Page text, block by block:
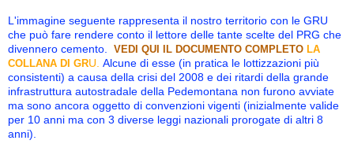
L'immagine seguente rappresenta il nostro territorio con le GRU
che può fare rendere conto il lettore delle tante scelte del PRG che
divennero cemento. VEDI QUI IL DOCUMENTO COMPLETO LA
COLLANA DI GRU. Alcune di esse (in pratica le lottizzazioni più
consistenti) a causa della crisi del 2008 e dei ritardi della grande
infrastruttura autostradale della Pedemontana non furono avviate
ma sono ancora oggetto di convenzioni vigenti (inizialmente valide
per 10 anni ma con 3 diverse leggi nazionali prorogate di altri 8
anni).